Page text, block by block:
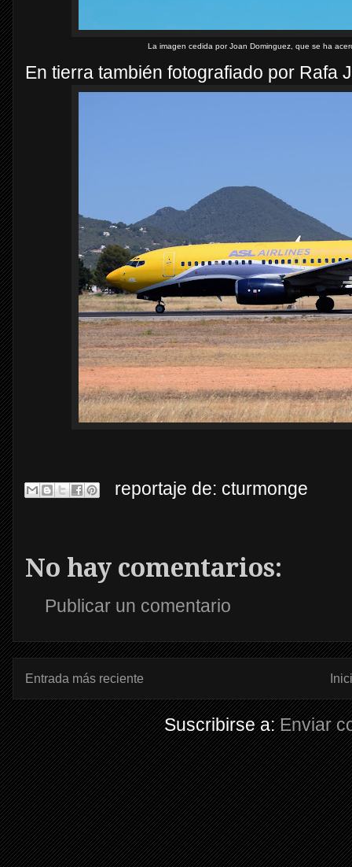
La imagen cedida por Joan Dominguez, que se ha
En tierra también fotografiado por Rafa
reportaje de: cturmonge
No hay comentarios:
Publicar un comentario
Entrada más reciente
Suscribirse a:Enviar